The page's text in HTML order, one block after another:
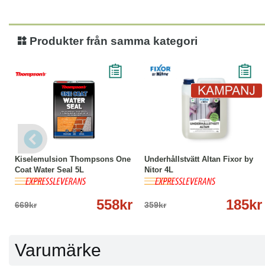
Produkter från samma kategori
Kiselemulsion Thompsons One
Coat Water Seal 5L
669kr 558kr
-17% Köp
Underhållstvätt Altan Fixor by
Nitor 4L
359kr 185kr
Köp
Varumärke